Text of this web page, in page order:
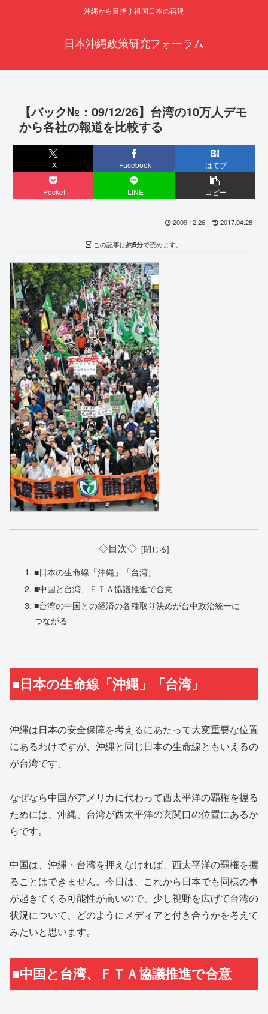
沖縄から目指す祖国日本の再建
日本沖縄政策研究フォーラム
【バック№：09/12/26】台湾の10万人デモ
から各社の報道を比較する
X Facebook はてブ
Pocket LINE コピー
2009.12.26 2017.04.28
この記事は約5分で読めます。
◇目次◇
■日本の生命線「沖縄」「台湾」
■中国と台湾、ＦＴＡ協議推進で合意
■台湾の中国との経済の各種取り決めが台中政治統一に
つながる
■日本の生命線「沖縄」「台湾」
沖縄は日本の安全保障を考えるにあたって大変重要な位置
にあるわけですが、沖縄と同じ日本の生命線ともいえるの
が台湾です。
なぜなら中国がアメリカに代わって西太平洋の覇権を握る
ためには、沖縄、台湾が西太平洋の玄関口の位置にあるか
らです。
中国は、沖縄・台湾を押えなければ、西太平洋の覇権を握
ることはできません。今日は、これから日本でも同様の事
が起きてくる可能性が高いので、少し視野を広げて台湾の
状況について、どのようにメディアと付き合うかを考えて
みたいと思います。
■中国と台湾、ＦＴＡ協議推進で合意